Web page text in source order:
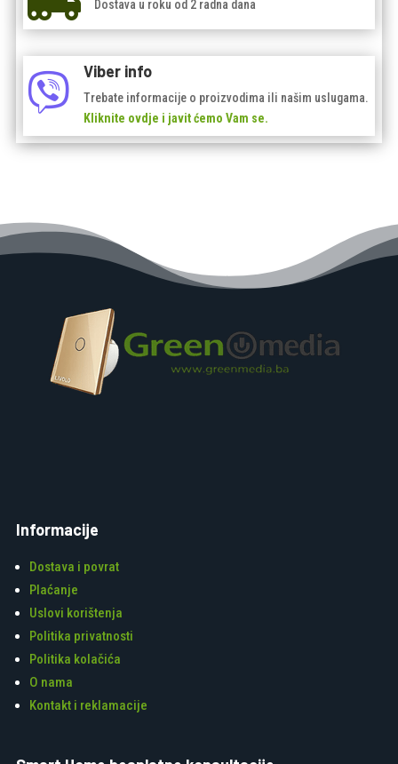
Dostava u roku od 2 radna dana

Viber info
Trebate informacije o proizvodima ili našim uslugama.
Kliknite ovdje i javit ćemo Vam se.
Informacije
Dostava i povrat
Plaćanje
Uslovi korištenja
Politika privatnosti
Politika kolačića
O nama
Kontakt i reklamacije